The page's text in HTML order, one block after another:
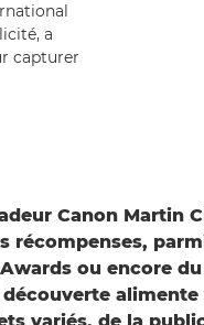
a
capturer
Canon Martin
récompenses,
ou encore du